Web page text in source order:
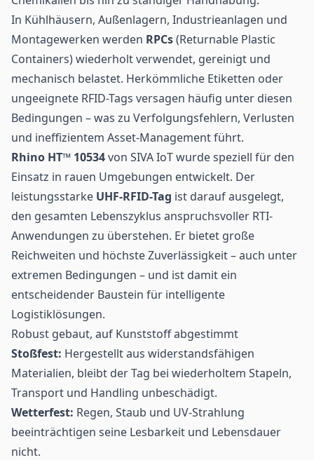
In Kühlhäusern, Außenlagern, Industrieanlagen und
Montagewerken werden RPCs(Returnable Plastic
Containers) wiederholt verwendet, gereinigt und
mechanisch belastet. Herkömmliche Etiketten oder
ungeeignete RFID-Tags versagen häufig unter diesen
Bedingungen – was zu Verfolgungsfehlern, Verlusten
und ineffizientem Asset-Management führt.
Rhino HT™ 10534von SIVA IoT wurde speziell für den
Einsatz in rauen Umgebungen entwickelt. Der
leistungsstarke UHF-RFID-Tag ist darauf ausgelegt,
den gesamten Lebenszyklus anspruchsvoller RTI-
Anwendungen zu überstehen. Er bietet große
Reichweiten und höchste Zuverlässigkeit – auch unter
extremen Bedingungen – und ist damit ein
entscheidender Baustein für intelligente
Logistiklösungen.
Robust gebaut, auf Kunststoff abgestimmt
Stoßfest: Hergestellt aus widerstandsfähigen
Materialien, bleibt der Tag bei wiederholtem Stapeln,
Transport und Handling unbeschädigt.
Wetterfest: Regen, Staub und UV-Strahlung
beeinträchtigen seine Lesbarkeit und Lebensdauer
nicht.